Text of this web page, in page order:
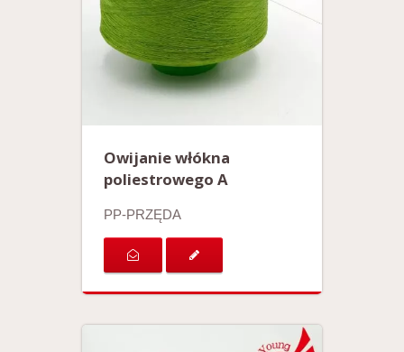
Owijanie włókna
poliestrowego A
PP-PRZĘDA